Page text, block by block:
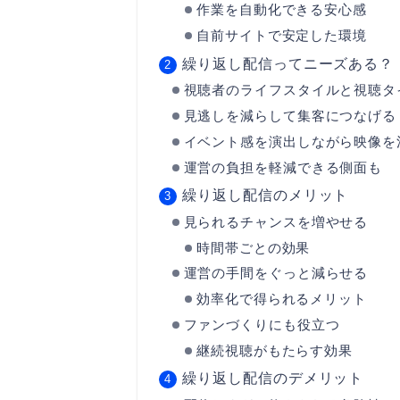
作業を自動化できる安心感
自前サイトで安定した環境
繰り返し配信ってニーズある？
視聴者のライフスタイルと視聴タ
見逃しを減らして集客につなげる
イベント感を演出しながら映像を
運営の負担を軽減できる側面も
繰り返し配信のメリット
見られるチャンスを増やせる
時間帯ごとの効果
運営の手間をぐっと減らせる
効率化で得られるメリット
ファンづくりにも役立つ
継続視聴がもたらす効果
繰り返し配信のデメリット